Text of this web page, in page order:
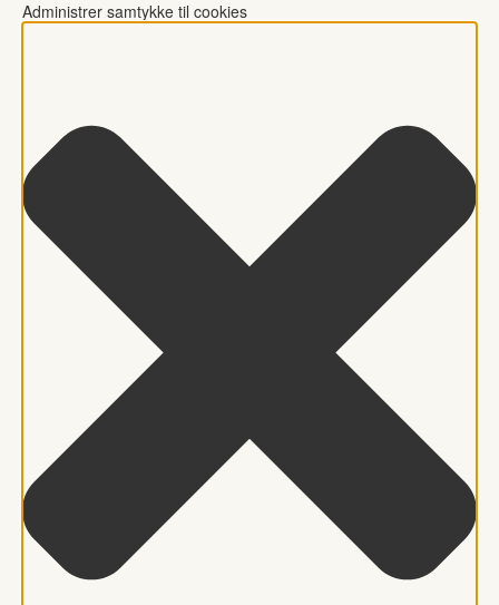
Administrer samtykke til cookies